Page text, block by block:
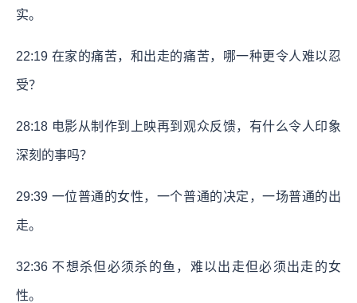
实。
22:19 在家的痛苦，和出走的痛苦，哪一种更令人难以忍
受？
28:18 电影从制作到上映再到观众反馈，有什么令人印象
深刻的事吗？
29:39 一位普通的女性，一个普通的决定，一场普通的出
走。
32:36 不想杀但必须杀的鱼，难以出走但必须出走的女
性。